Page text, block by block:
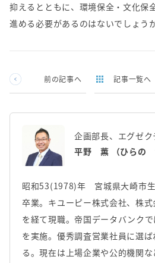
抑えるとともに、環境保全・文化保
進める必要があるのはないでしょうか
前の記事へ 記事一覧へ
企画部長、エグゼ
平野 薫 （ひらの
昭和53(1978)年 宮城県大崎市
卒業。キユーピー株式会社、株
を経て現職。帝国データバンク
を実施。優秀調査営業社員に選
る。現在は上場企業や公的機関